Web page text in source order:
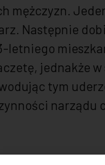
mężczyzn.
Następnie
letniego
jednakże
tym
narządu